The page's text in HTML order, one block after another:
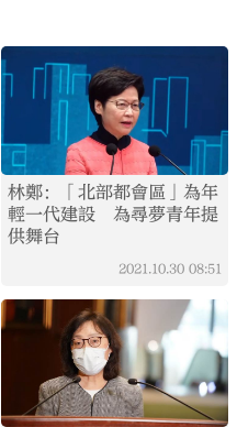
林鄭：「北部都會區」為年
輕一代建設 為尋夢青年提
供舞台
2021.10.30 08:51